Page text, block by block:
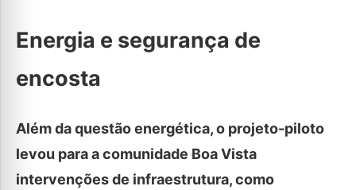
Energia e segurança de
encosta
Além da questão energética, o projeto-piloto
levou para a comunidade Boa Vista
intervenções de infraestrutura, como